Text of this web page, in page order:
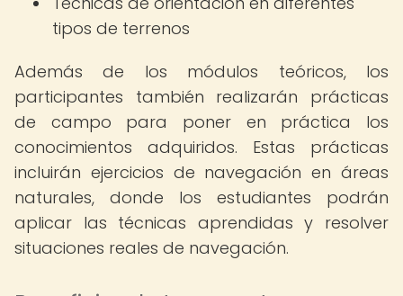
tipos de terrenos
Además de los módulos teóricos, los
participantes también realizarán prácticas
de campo para poner en práctica los
conocimientos adquiridos. Estas prácticas
incluirán ejercicios de navegación en áreas
naturales, donde los estudiantes podrán
aplicar las técnicas aprendidas y resolver
situaciones reales de navegación.